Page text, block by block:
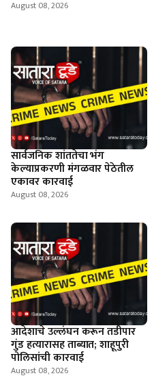
August 08, 2026
सार्वजनिक शांततेचा भंग
केल्याप्रकरणी मंगळवार पेठेतील
एकावर कारवाई
August 08, 2026
आदेशाचे उल्लंघन करून तडीपार
गुंड हत्यारासह ताब्यात; शाहूपुरी
पोलिसांची कारवाई
August 08, 2026